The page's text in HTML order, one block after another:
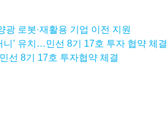
로봇·재활용 기업 이전 지원
니’ 유치…민선 8기 17호 투자 협약 체결
선 8기 17호 투자협약 체결